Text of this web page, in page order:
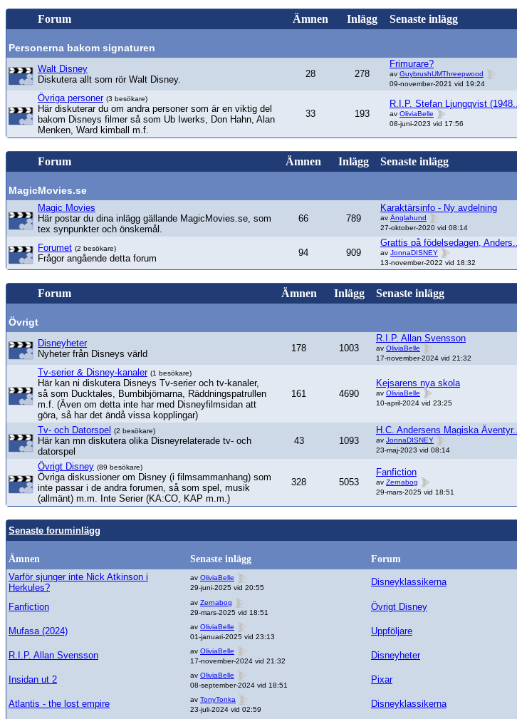
Forum Ämnen Inlägg Senaste inlägg
Personerna bakom signaturen
Walt Disney
Diskutera allt som rör Walt Disney.
28 278
Frimurare?
av GuybrushUMThreepwood
09-november-2021 vid 19:24
Övriga personer (3 besökare)
Här diskuterar du om andra personer som är en viktig del
bakom Disneys filmer så som Ub Iwerks, Don Hahn, Alan
Menken, Ward kimball m.f.
33 193
R.I.P. Stefan Ljungqvist (1948...
av OliviaBelle
08-juni-2023 vid 17:56
Forum Ämnen Inlägg Senaste inlägg
MagicMovies.se
Magic Movies
Här postar du dina inlägg gällande MagicMovies.se, som
tex synpunkter och önskemål.
66 789
Karaktärsinfo - Ny avdelning
av Änglahund
27-oktober-2020 vid 08:14
Forumet (2 besökare)
Frågor angående detta forum
94 909
Grattis på födelsedagen, Anders...
av JonnaDISNEY
13-november-2022 vid 18:32
Forum Ämnen Inlägg Senaste inlägg
Övrigt
Disneyheter
Nyheter från Disneys värld
178 1003
R.I.P. Allan Svensson
av OliviaBelle
17-november-2024 vid 21:32
Tv-serier & Disney-kanaler (1 besökare)
Här kan ni diskutera Disneys Tv-serier och tv-kanaler,
så som Ducktales, Bumbibjörnarna, Räddningspatrullen
m.f. (Även om detta inte har med Disneyfilmsidan att
göra, så har det ändå vissa kopplingar)
161 4690
Kejsarens nya skola
av OliviaBelle
10-april-2024 vid 23:25
Tv- och Datorspel (2 besökare)
Här kan mn diskutera olika Disneyrelaterade tv- och
datorspel
43 1093
H.C. Andersens Magiska Äventyr...
av JonnaDISNEY
23-maj-2023 vid 08:14
Övrigt Disney (89 besökare)
Övriga diskussioner om Disney (i filmsammanhang) som
inte passar i de andra forumen, så som spel, musik
(allmänt) m.m. Inte Serier (KA:CO, KAP m.m.)
328 5053
Fanfiction
av Zernabog
29-mars-2025 vid 18:51
Senaste foruminlägg
Ämnen Senaste inlägg
Forum
Varför sjunger inte Nick Atkinson i
Herkules?
av OliviaBelle
29-juni-2025 vid 20:55
Disneyklassikerna
Fanfiction av Zernabog
29-mars-2025 vid 18:51
Övrigt Disney
Mufasa (2024) av OliviaBelle
01-januari-2025 vid 23:13
Uppföljare
R.I.P. Allan Svensson av OliviaBelle
17-november-2024 vid 21:32
Disneyheter
Insidan ut 2 av OliviaBelle
08-september-2024 vid 18:51
Pixar
Atlantis - the lost empire av TonyTonka
23-juli-2024 vid 02:59
Disneyklassikerna